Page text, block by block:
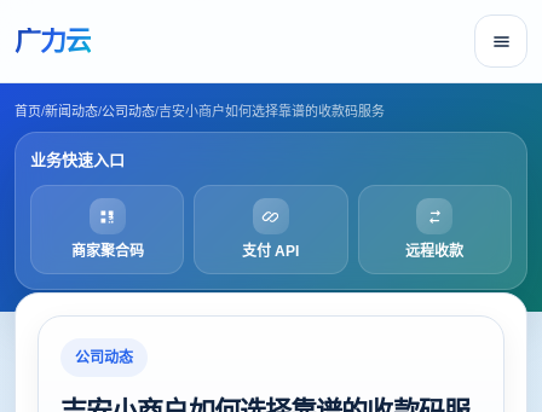
广力云
首页/新闻动态/公司动态/吉安小商户如何选择靠谱的收款码服务
业务快速入口
商家聚合码 支付 API 远程收款
公司动态